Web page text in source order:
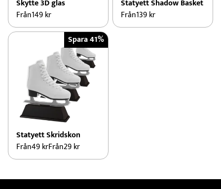
Skytte 3D glas
Från149kr
Statyett Shadow Basket
Från139kr
Spara 41%
Statyett Skridskon
Från49krFrån29kr